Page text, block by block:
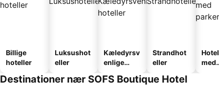
Billige
hoteller
Luksushot
eller
Kæledyrsv
enlige
Strandhot
eller
med
Destinationer nær SOFS Boutique Hotel